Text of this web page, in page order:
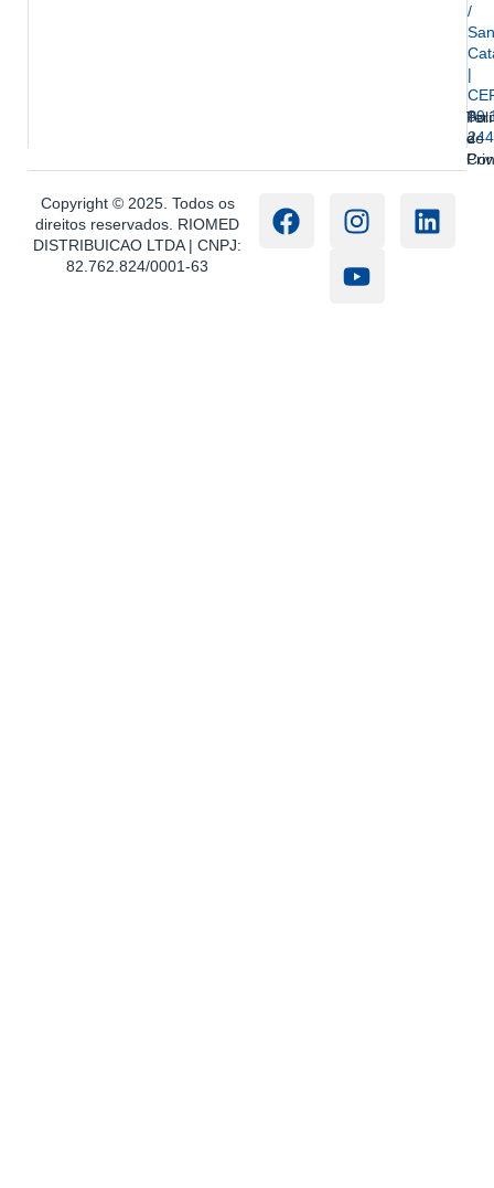
/
|
244
e
de
Copyright © 2025. Todos os
direitos reservados. RIOMED
DISTRIBUICAO LTDA | CNPJ:
82.762.824/0001-63